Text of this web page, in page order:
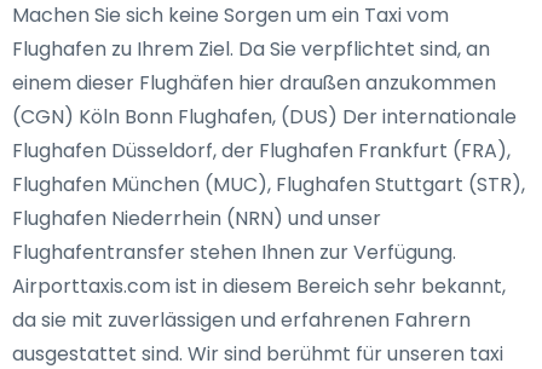
Machen Sie sich keine Sorgen um ein Taxi vom
Flughafen zu Ihrem Ziel. Da Sie verpflichtet sind, an
einem dieser Flughäfen hier draußen anzukommen
(CGN) Köln Bonn Flughafen, (DUS) Der internationale
Flughafen Düsseldorf, der Flughafen Frankfurt (FRA),
Flughafen München (MUC), Flughafen Stuttgart (STR),
Flughafen Niederrhein (NRN) und unser
Flughafentransfer stehen Ihnen zur Verfügung.
Airporttaxis.com ist in diesem Bereich sehr bekannt,
da sie mit zuverlässigen und erfahrenen Fahrern
ausgestattet sind. Wir sind berühmt für unseren taxi